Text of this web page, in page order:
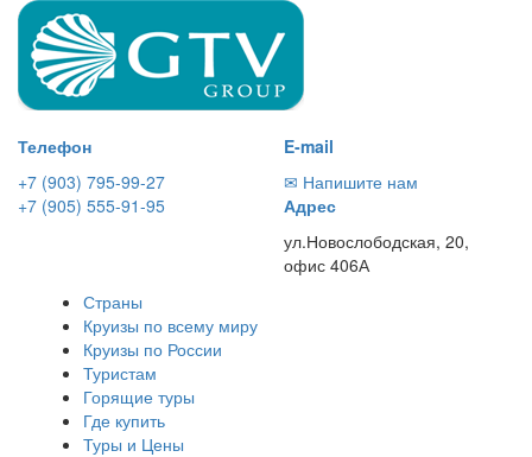
Телефон
+7 (903) 795-99-27
+7 (905) 555-91-95
E-mail
✉ Напишите нам
Адрес
ул.Новослободская, 20,
офис 406А
Страны
Круизы по всему миру
Круизы по России
Туристам
Горящие туры
Где купить
Туры и Цены